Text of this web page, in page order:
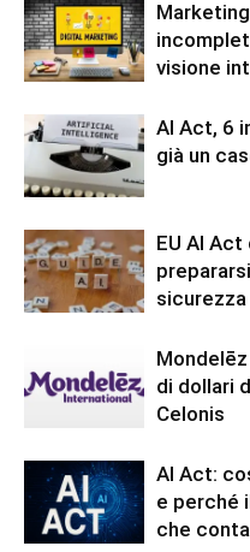
visione
AI Act, 6
già un
EU AI
di dollari
Celonis
AI Act:
e perché
che conta